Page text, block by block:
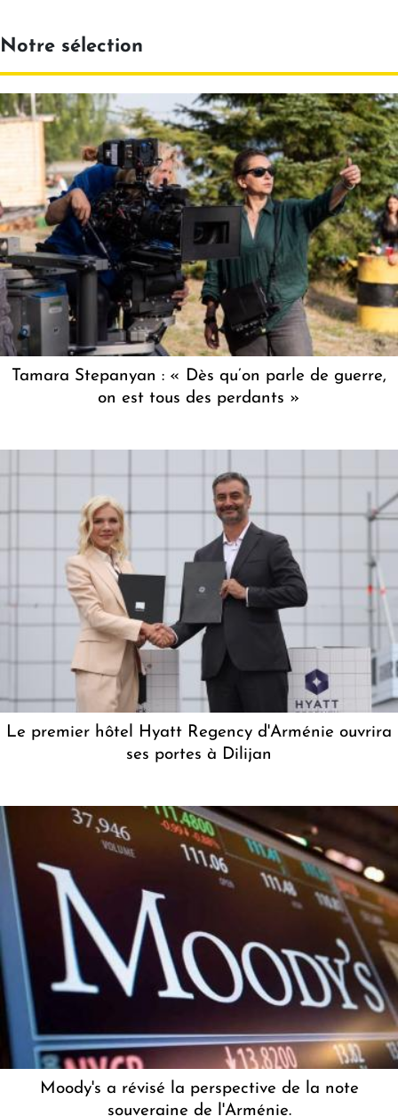
Notre sélection
Tamara Stepanyan : « Dès qu’on parle de guerre,
on est tous des perdants »
Le premier hôtel Hyatt Regency d'Arménie ouvrira
ses portes à Dilijan
Moody's a révisé la perspective de la note
souveraine de l'Arménie.